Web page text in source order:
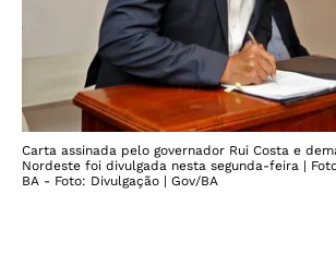
Carta assinada pelo governador Rui Costa e
Nordeste foi divulgada nesta segunda-feira |
BA - Foto: Divulgação | Gov/BA